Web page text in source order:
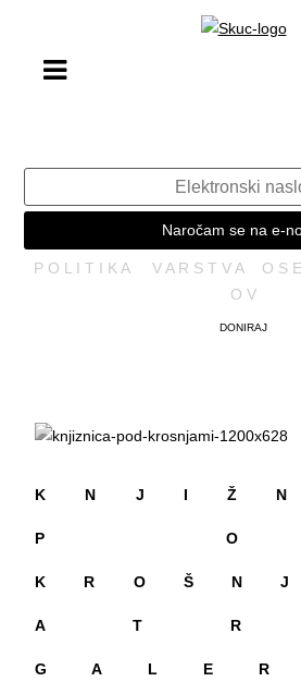
Naročam se na e-
P O L I T I K A V A R S T V A O S
O V
DONIRAJ
K N J I Ž
P O
K R O Š N
A T R
G A L E